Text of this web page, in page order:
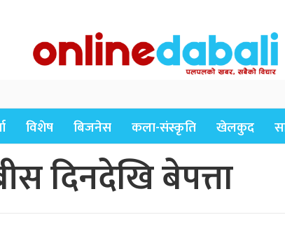
विशेष बिजनेस कला-संस्कृति खेलकुद
दिनदेखि बेपत्ता